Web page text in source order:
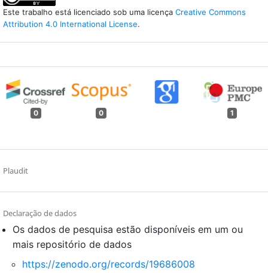
Este trabalho está licenciado sob uma licença Creative Commons
Attribution 4.0 International License.
0 0 1
Plaudit
Declaração de dados
Os dados de pesquisa estão disponíveis em um ou
mais repositório de dados
https://zenodo.org/records/19686008